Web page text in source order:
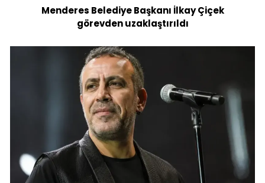
Menderes Belediye Başkanı İlkay Çiçek
görevden uzaklaştırıldı